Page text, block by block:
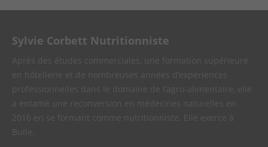
Sylvie Corbett Nutritionniste
Après des études commerciales, une formation supérieure
en hôtellerie et de nombreuses années d’expériences
professionnelles dans le domaine de l’agro-alimentaire, elle
a entamé une reconversion en médecines naturelles en
2016 en se formant comme nutritionniste. Elle exerce à
Bulle.